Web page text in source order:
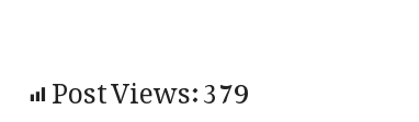
Post Views:379